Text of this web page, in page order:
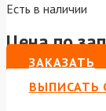
Есть в наличии
Цена по
ЗАКАЗАТЬ
ВЫПИСАТЬ